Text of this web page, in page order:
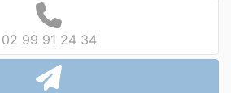
02 99 91 24 34